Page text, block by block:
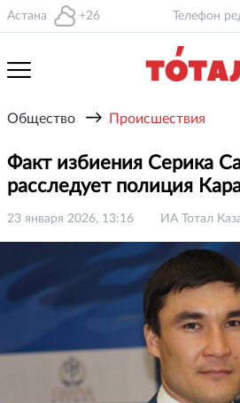
Астана +26 Телефон
Общество → Происшествия
Факт избиения Серика
расследует полиция
23 января 2026, 13:16 ИА Тотал